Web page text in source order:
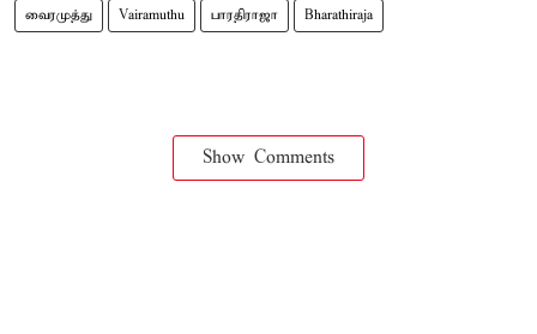
வைரமுத்து Vairamuthu பாரதிராஜா Bharathiraja
Show Comments